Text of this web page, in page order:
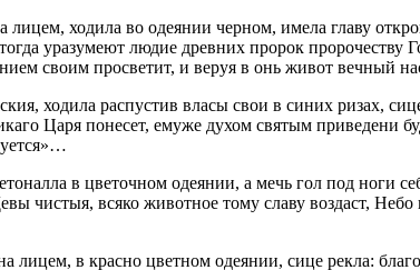
ходила во одеянии черном, имела главу
уразумеют людие древних пророк пророчеству
своим просветит, и веруя в онь живот вечный
ходила распустив власы свои в синих ризах,
Царя понесет, емуже духом святым приведени
в цветочном одеянии, а мечь гол под ноги
чистыя, всяко животное тому славу воздаст,
в красно цветном одеянии, сице рекла: